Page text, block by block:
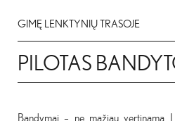
GIMĘ LENKTYNIŲ TRASOJE
PILOTAS
Bandymai – ne mažiau vertinama